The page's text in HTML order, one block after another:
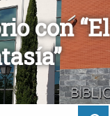
con “El